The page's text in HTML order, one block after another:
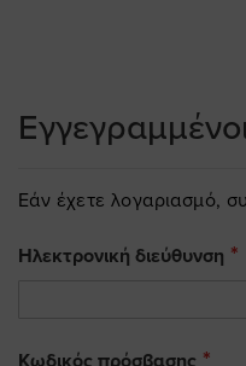
Εάν έχετε λογαριασμό,
Ηλεκτρονική διεύθυνση
Κωδικός πρόσβασης